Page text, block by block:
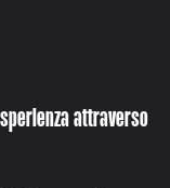
attraverso